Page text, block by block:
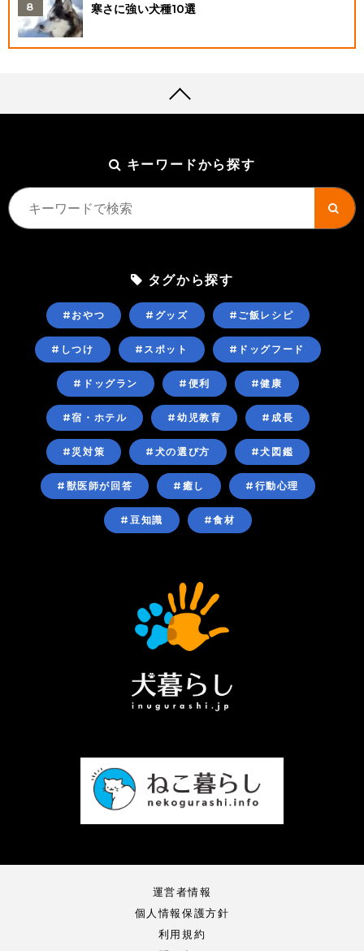
寒さに強い犬種10選
キーワードから探す
タグから探す
#おやつ #グッズ #ご飯レシピ
#しつけ #スポット #ドッグフード
#ドッグラン #便利 #健康
#宿・ホテル #幼児教育 #成長
#災対策 #犬の選び方 #犬図鑑
#獣医師が回答 #癒し #行動心理
#豆知識 #食材
運営者情報
個人情報保護方針
利用規約